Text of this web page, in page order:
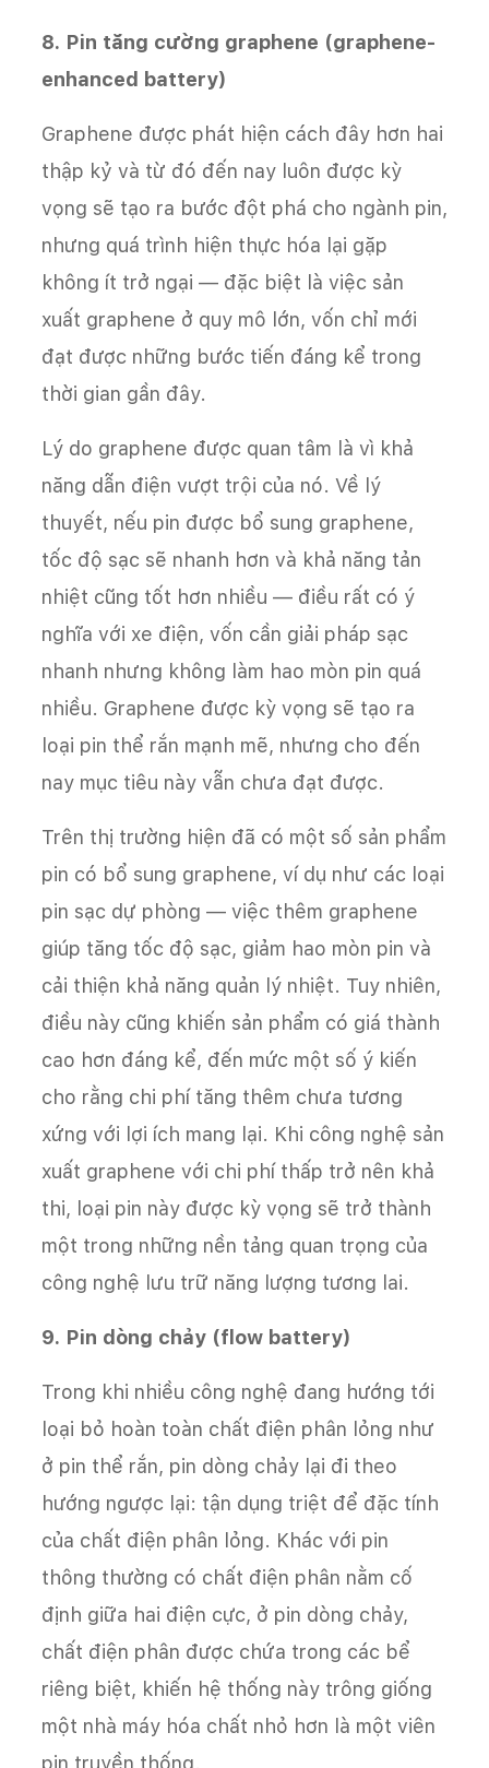
8. Pin tăng cường graphene (graphene-
enhanced battery)
Graphene được phát hiện cách đây hơn hai
thập kỷ và từ đó đến nay luôn được kỳ
vọng sẽ tạo ra bước đột phá cho ngành pin,
nhưng quá trình hiện thực hóa lại gặp
không ít trở ngại — đặc biệt là việc sản
xuất graphene ở quy mô lớn, vốn chỉ mới
đạt được những bước tiến đáng kể trong
thời gian gần đây.
Lý do graphene được quan tâm là vì khả
năng dẫn điện vượt trội của nó. Về lý
thuyết, nếu pin được bổ sung graphene,
tốc độ sạc sẽ nhanh hơn và khả năng tản
nhiệt cũng tốt hơn nhiều — điều rất có ý
nghĩa với xe điện, vốn cần giải pháp sạc
nhanh nhưng không làm hao mòn pin quá
nhiều. Graphene được kỳ vọng sẽ tạo ra
loại pin thể rắn mạnh mẽ, nhưng cho đến
nay mục tiêu này vẫn chưa đạt được.
Trên thị trường hiện đã có một số sản phẩm
pin có bổ sung graphene, ví dụ như các loại
pin sạc dự phòng — việc thêm graphene
giúp tăng tốc độ sạc, giảm hao mòn pin và
cải thiện khả năng quản lý nhiệt. Tuy nhiên,
điều này cũng khiến sản phẩm có giá thành
cao hơn đáng kể, đến mức một số ý kiến
cho rằng chi phí tăng thêm chưa tương
xứng với lợi ích mang lại. Khi công nghệ sản
xuất graphene với chi phí thấp trở nên khả
thi, loại pin này được kỳ vọng sẽ trở thành
một trong những nền tảng quan trọng của
công nghệ lưu trữ năng lượng tương lai.
9. Pin dòng chảy (flow battery)
Trong khi nhiều công nghệ đang hướng tới
loại bỏ hoàn toàn chất điện phân lỏng như
ở pin thể rắn, pin dòng chảy lại đi theo
hướng ngược lại: tận dụng triệt để đặc tính
của chất điện phân lỏng. Khác với pin
thông thường có chất điện phân nằm cố
định giữa hai điện cực, ở pin dòng chảy,
chất điện phân được chứa trong các bể
riêng biệt, khiến hệ thống này trông giống
một nhà máy hóa chất nhỏ hơn là một viên
pin truyền thống.